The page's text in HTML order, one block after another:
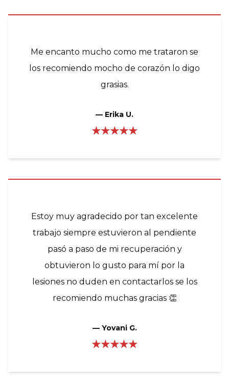
Me encanto mucho como me trataron se
los recomiendo mocho de corazón lo digo
grasias.
— Erika U.
★★★★★
Estoy muy agradecido por tan excelente
trabajo siempre estuvieron al pendiente
pasó a paso de mi recuperación y
obtuvieron lo gusto para mí por la
lesiones no duden en contactarlos se los
recomiendo muchas gracias 👏
— Yovani G.
★★★★★